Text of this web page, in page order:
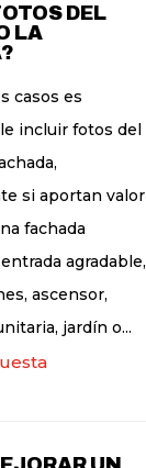
DEL
LA
casos es
incluir fotos del
si aportan valor
fachada
agradable,
ascensor,
jardín o...